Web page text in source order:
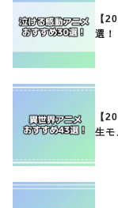
【
選
【
生モ